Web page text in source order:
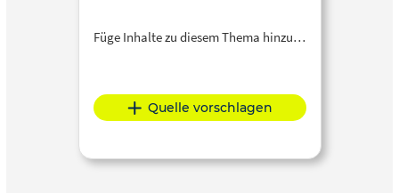
Füge Inhalte zu diesem Thema hinzu…
Quelle vorschlagen